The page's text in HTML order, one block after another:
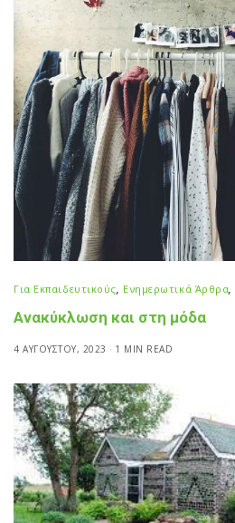
Για Εκπαιδευτικούς Ενημερωτικά Άρθρα
Ανακύκλωση και στη μόδα
4 ΑΥΓΟΎΣΤΟΥ, 2023 1 MIN READ